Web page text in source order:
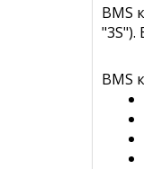
BMS
"3S").
BMS